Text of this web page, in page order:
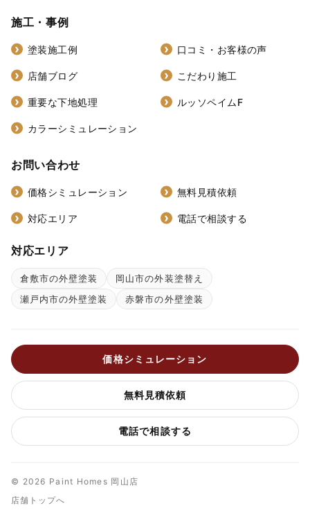
施工・事例
塗装施工例 口コミ・お客様の声
店舗ブログ こだわり施工
重要な下地処理 ルッソペイムF
カラーシミュレーション
お問い合わせ
価格シミュレーション 無料見積依頼
対応エリア 電話で相談する
対応エリア
倉敷市の外壁塗装
岡山市の外装塗替え
瀬戸内市の外壁塗装
赤磐市の外壁塗装
価格シミュレーション
無料見積依頼
電話で相談する
© 2026 Paint Homes 岡山店
店舗トップへ